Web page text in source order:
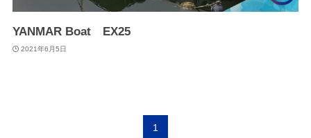
YANMAR Boat EX25
2021年6月5日
1